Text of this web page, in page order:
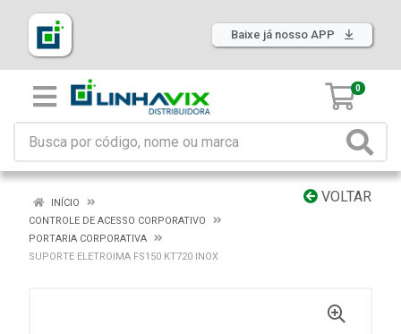
Baixe já nosso APP
0
VOLTAR
INÍCIO
CONTROLE DE ACESSO CORPORATIVO
PORTARIA CORPORATIVA
SUPORTE ELETROIMA FS150 KT720 INOX